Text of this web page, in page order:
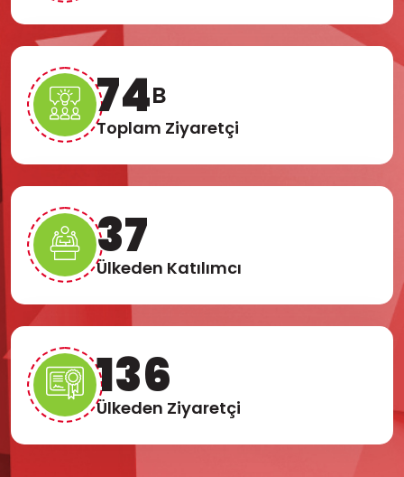
77B
Toplam Ziyaretçi
38
Ülkeden Katılımcı
141
Ülkeden Ziyaretçi